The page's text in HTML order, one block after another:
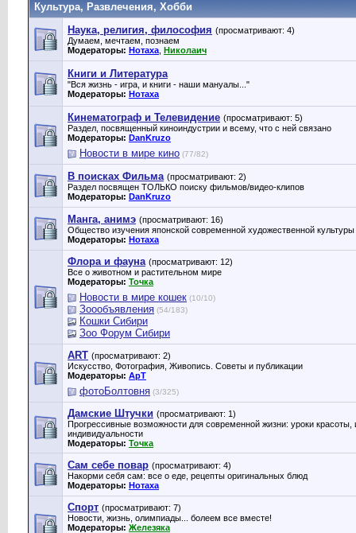
Культура, Развлечения, Хобби
Наука, религия, философия (просматривают: 4)
Думаем, мечтаем, познаем
Модераторы: Нотаха Николаич
Книги и Литература
"Вся жизнь - игра, и книги - наши мануалы..."
Модераторы: Нотаха
Кинематограф и Телевидение (просматривают: 5)
Раздел, посвященный киноиндустрии и всему, что с ней связано
Модераторы: DanKruzo
Новости в мире кино (77/82)
В поисках Фильма (просматривают: 2)
Раздел посвящен ТОЛЬКО поиску фильмов/видео-клипов
Модераторы: DanKruzo
Манга, анимэ (просматривают: 16)
Общество изучения японской современной художественной культуры
Модераторы: Нотаха
Флора и фауна (просматривают: 12)
Все о животном и растительном мире
Модераторы: Точка
Новости в мире кошек (10/10)
Зоообъявления (54/183)
Кошки Сибири
Зоо Форум Сибири
ART (просматривают: 2)
Искусство, Фотография, Живопись. Советы и публикации
Модераторы: ApT
фотоБолтовня (3/325)
Дамские Штучки (просматривают: 1)
Прогрессивные возможности для современной жизни: уроки красоты,
индивидуальности
Модераторы: Точка
Сам себе повар (просматривают: 4)
Накорми себя сам: все о еде, рецепты оригинальных блюд
Модераторы: Нотаха
Спорт (просматривают: 7)
Новости, жизнь, олимпиады... болеем все вместе!
Модераторы: Железяка